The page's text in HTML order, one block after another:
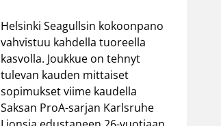
Helsinki Seagullsin kokoonpano
vahvistuu kahdella tuoreella
kasvolla. Joukkue on tehnyt
tulevan kauden mittaiset
sopimukset viime kaudella
Saksan ProA-sarjan Karlsruhe